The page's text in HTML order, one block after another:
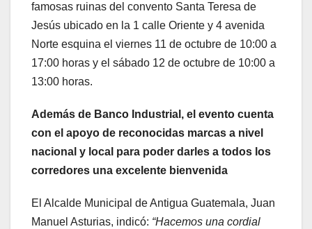
famosas ruinas del convento Santa Teresa de
Jesús ubicado en la 1 calle Oriente y 4 avenida
Norte esquina el viernes 11 de octubre de 10:00 a
17:00 horas y el sábado 12 de octubre de 10:00 a
13:00 horas.
Además de Banco Industrial, el evento cuenta
con el apoyo de reconocidas marcas a nivel
nacional y local para poder darles a todos los
corredores una excelente bienvenida
El Alcalde Municipal de Antigua Guatemala, Juan
Manuel Asturias, indicó: “Hacemos una cordial